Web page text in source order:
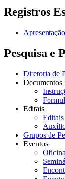
Registros
Apresentação
Pesquisa e
Diretoria de
Documentos
Editais
Editais
Grupos de
Eventos